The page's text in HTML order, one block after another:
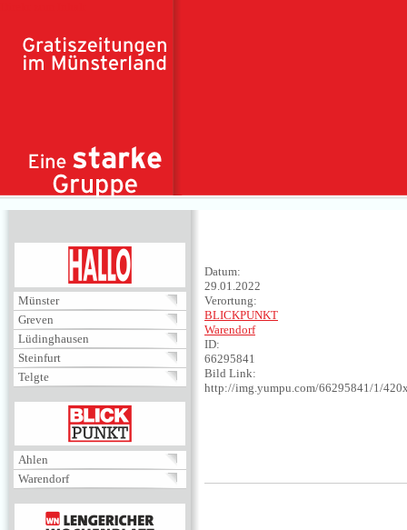
Münster
Greven
Lüdinghausen
Steinfurt
Telgte
BLICKPUNKT
Ahlen
Warendorf
MENÜ
Datum:
29.01.2022
Verortung:
BLICKPUNKT
Warendorf
ID:
66295841
Bild Link:
http://img.yumpu.com/66295841/1/